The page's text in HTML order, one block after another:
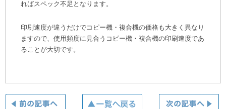
ればスペック不足となります。
印刷速度が違うだけでコピー機・複合機の価格も大きく異なり
ますので、使用頻度に見合うコピー機・複合機の印刷速度であ
ることが大切です。